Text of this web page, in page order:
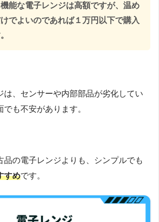
能な電子レンジは高額ですが、温め
でよいのであれば１万円以下で購入
は、センサーや内部部品が劣化してい
も不安があります。
品の電子レンジよりも、シンプルでも
すめです。